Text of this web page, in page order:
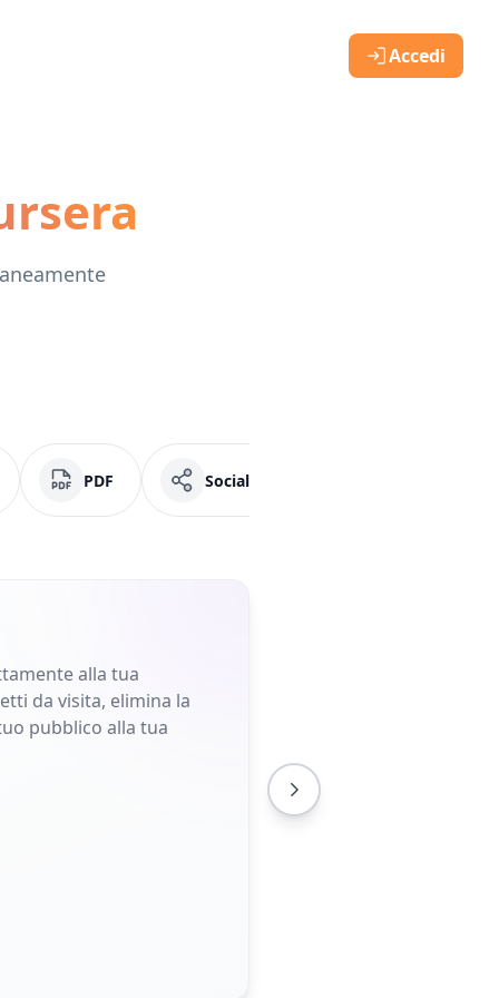
Accedi
PDF Social Media
alla tua
da visita, elimina la
pubblico alla tua